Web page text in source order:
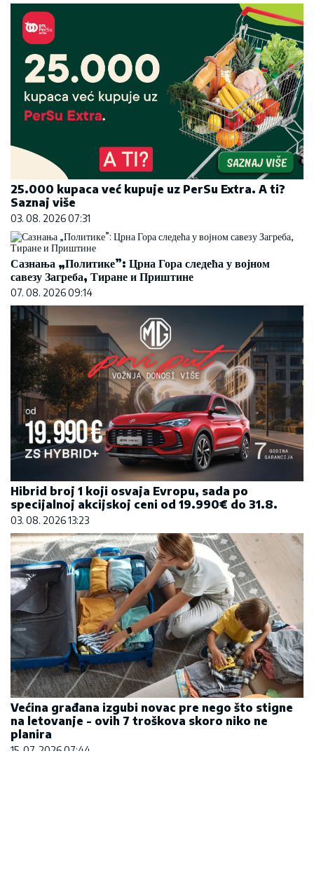
25.000 kupaca već kupuje uz PerSu Extra. A ti?
Saznaj više
03. 08. 2026 07:31
Сазнања „Политике”: Црна Гора следећа у војном
савезу Загреба, Тиране и Приштине
07. 08. 2026 09:14
Hibrid broj 1 koji osvaja Evropu, sada po
specijalnoj akcijskoj ceni od 19.990€ do 31.8.
03. 08. 2026 13:23
Većina građana izgubi novac pre nego što stigne
na letovanje - ovih 7 troškova skoro niko ne
planira
15. 07. 2026 07:44